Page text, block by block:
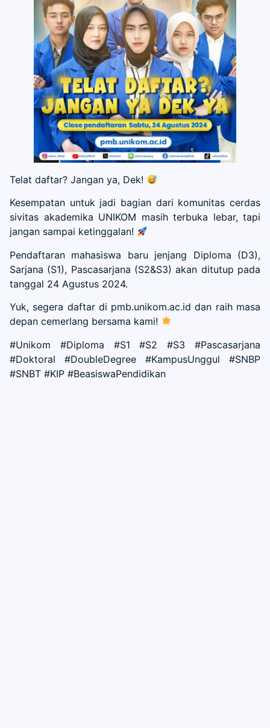
Telat daftar? Jangan ya, Dek!
Kesempatan untuk jadi bagian dari komunitas cerdas
sivitas akademika UNIKOM masih terbuka lebar, tapi
jangan sampai ketinggalan!
Pendaftaran mahasiswa baru jenjang Diploma (D3),
Sarjana (S1), Pascasarjana (S2&S3) akan ditutup pada
tanggal 24 Agustus 2024.
Yuk, segera daftar di pmb.unikom.ac.id dan raih masa
depan cemerlang bersama kami!
#Unikom #Diploma #S1 #S2 #S3 #Pascasarjana
#Doktoral #DoubleDegree #KampusUnggul #SNBP
#SNBT #KIP #BeasiswaPendidikan